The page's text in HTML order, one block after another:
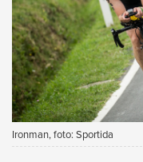
Ironman, foto: Sportida